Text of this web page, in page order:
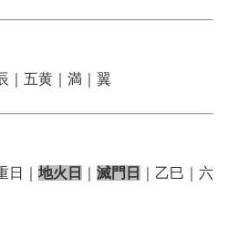
｜五黄｜満｜翼
日｜ 地火日 滅門日
｜乙巳｜六